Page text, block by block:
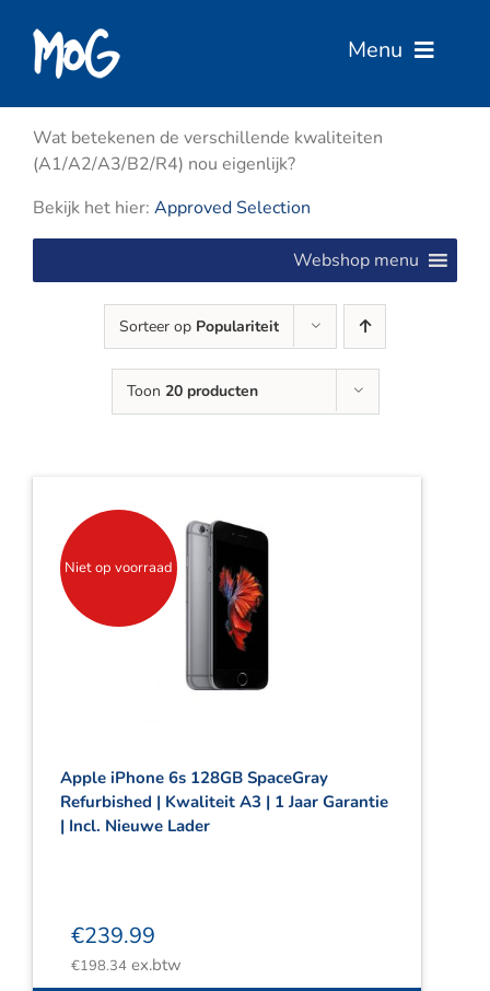
inhoud
Menu
Home
Over Ons
Diensten
Contact
Wat betekenen de verschillende kwaliteiten
(A1/A2/A3/B2/R4) nou eigenlijk?
Bekijk het hier: Approved Selection
Webshop menu
Sorteer op Populariteit
Toon 20 producten
Niet op voorraad
Apple iPhone 6s 128GB SpaceGray
Refurbished | Kwaliteit A3 | 1 Jaar Garantie
| Incl. Nieuwe Lader
€239.99
€198.34 ex.btw